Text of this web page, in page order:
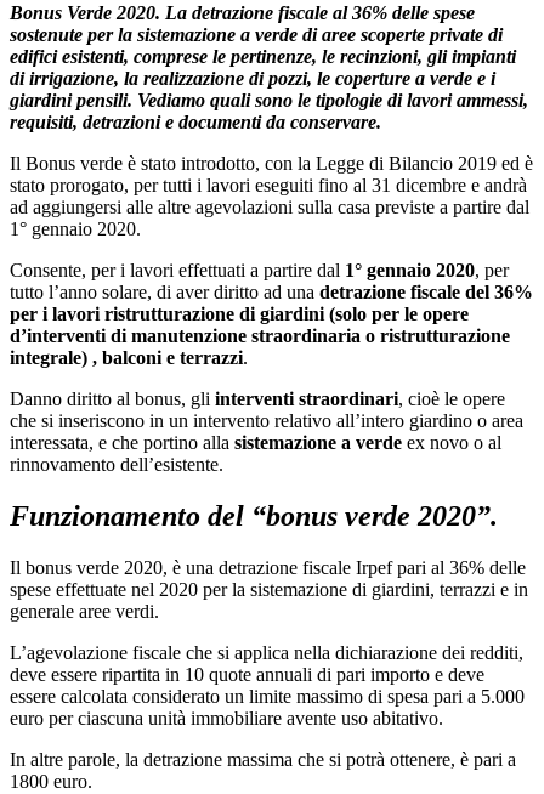
Bonus Verde 2020. La detrazione fiscale al 36% delle spese
sostenute per la sistemazione a verde di aree scoperte private di
edifici esistenti, comprese le pertinenze, le recinzioni, gli impianti
di irrigazione, la realizzazione di pozzi, le coperture a verde e i
giardini pensili. Vediamo quali sono le tipologie di lavori ammessi,
requisiti, detrazioni e documenti da conservare.
Il Bonus verde è stato introdotto, con la Legge di Bilancio 2019 ed è
stato prorogato, per tutti i lavori eseguiti fino al 31 dicembre e andrà
ad aggiungersi alle altre agevolazioni sulla casa previste a partire dal
1° gennaio 2020.
Consente, per i lavori effettuati a partire dal 1° gennaio 2020, per
tutto l’anno solare, di aver diritto ad una detrazione fiscale del 36%
per i lavori ristrutturazione di giardini (solo per le opere
d’interventi di manutenzione straordinaria o ristrutturazione
integrale) , balconi e terrazzi.
Danno diritto al bonus, gli interventi straordinari, cioè le opere
che si inseriscono in un intervento relativo all’intero giardino o area
interessata, e che portino alla sistemazione a verde ex novo o al
rinnovamento dell’esistente.
Funzionamento del “bonus verde 2020”.
Il bonus verde 2020, è una detrazione fiscale Irpef pari al 36% delle
spese effettuate nel 2020 per la sistemazione di giardini, terrazzi e in
generale aree verdi.
L’agevolazione fiscale che si applica nella dichiarazione dei redditi,
deve essere ripartita in 10 quote annuali di pari importo e deve
essere calcolata considerato un limite massimo di spesa pari a 5.000
euro per ciascuna unità immobiliare avente uso abitativo.
In altre parole, la detrazione massima che si potrà ottenere, è pari a
1800 euro.